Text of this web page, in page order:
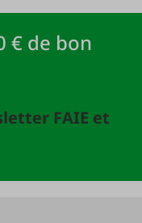
€ de bon
FAIE et